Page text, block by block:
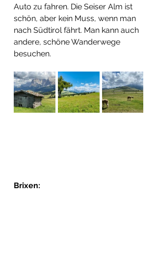
Auto zu fahren. Die Seiser Alm ist
schön, aber kein Muss, wenn man
nach Südtirol fährt. Man kann auch
andere, schöne Wanderwege
besuchen.
Brixen: